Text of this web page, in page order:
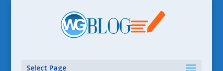
Select Page